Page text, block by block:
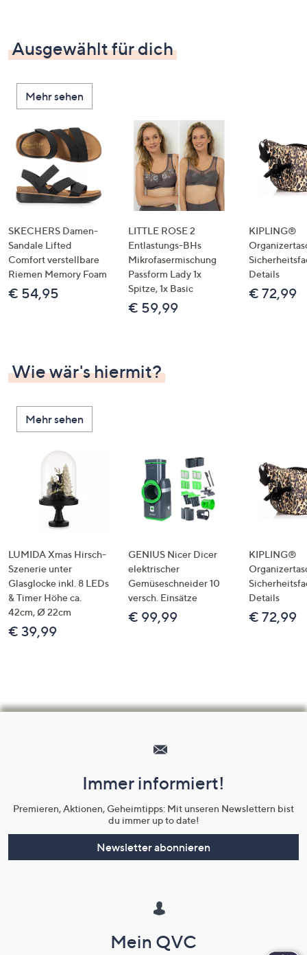
Ausgewählt für dich
Mehr sehen
SKECHERS Damen-
Sandale Lifted
Comfort verstellbare
Riemen Memory Foam
€ 54,95
LITTLE ROSE 2
Entlastungs-BHs
Mikrofasermischung
Passform Lady 1x
Spitze, 1x Basic
€ 59,99
KIPLING®
Details
€ 72,99
Wie wär's hiermit?
Mehr sehen
LUMIDA Xmas Hirsch-
Szenerie unter
Glasglocke inkl. 8 LEDs
& Timer Höhe ca.
42cm, Ø 22cm
€ 39,99
GENIUS Nicer Dicer
elektrischer
Gemüseschneider 10
versch. Einsätze
€ 99,99
KIPLING®
Details
€ 72,99
Unternehmensinformationen
Immer informiert!
Premieren, Aktionen, Geheimtipps: Mit unseren Newslettern bist
du immer up to date!
Newsletter abonnieren
Mein QVC